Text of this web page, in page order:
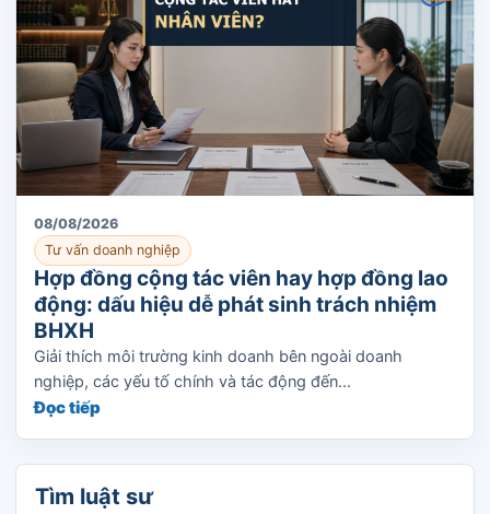
08/08/2026
Tư vấn doanh nghiệp
Hợp đồng cộng tác viên hay hợp đồng lao
động: dấu hiệu dễ phát sinh trách nhiệm
BHXH
Giải thích môi trường kinh doanh bên ngoài doanh
nghiệp, các yếu tố chính và tác động đến...
Đọc tiếp
Tìm luật sư